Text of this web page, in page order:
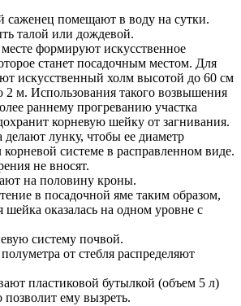
саженец помещают в воду на сутки.
талой или дождевой.
формируют искусственное
станет посадочным местом. Для
искусственный холм высотой до 60 см
2 м. Использования такого возвышения
раннему прогреванию участка
корневую шейку от загнивания.
делают лунку, чтобы ее диаметр
корневой системе в расправленном виде.
не вносят.
на половину кроны.
в посадочной яме таким образом,
шейка оказалась на одном уровне с
систему почвой.
от стебля распределяют
пластиковой бутылкой (объем 5 л)
ему вызреть.